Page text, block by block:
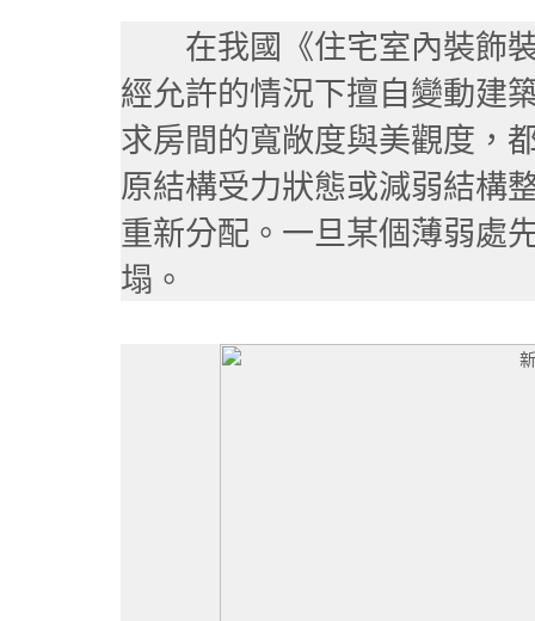
在我國《住宅室內裝飾裝
經允許的情況下擅自變動建
求房間的寬敞度與美觀度，
原結構受力狀態或減弱結構
重新分配。 一旦某個薄弱處
塌。